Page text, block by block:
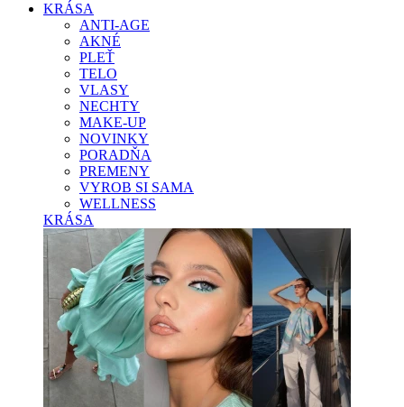
KRÁSA
ANTI-AGE
AKNÉ
PLEŤ
TELO
VLASY
NECHTY
MAKE-UP
NOVINKY
PORADŇA
PREMENY
VYROB SI SAMA
WELLNESS
KRÁSA